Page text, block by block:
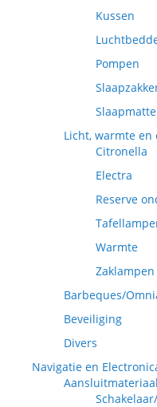
Kussen
Pompen
Licht, warmte en
Citronella
Electra
Reserve
Warmte
Barbeques/
Beveiliging
Divers
Navigatie en
Aansluitmateriaal